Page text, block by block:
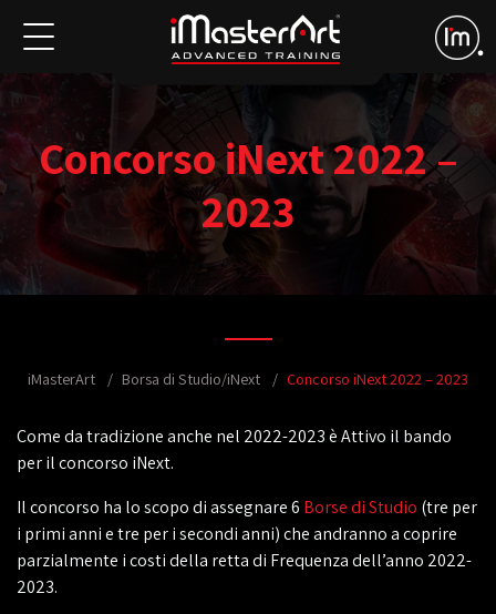
Concorso iNext 2022 –
2023
iMasterArt Borsa di Studio/iNext Concorso iNext 2022 – 2023
Come da tradizione anche nel 2022-2023 è Attivo il bando
per il concorso iNext.
Il concorso ha lo scopo di assegnare 6 Borse di Studio (tre per
i primi anni e tre per i secondi anni) che andranno a coprire
parzialmente i costi della retta di Frequenza dell’anno 2022-
2023.